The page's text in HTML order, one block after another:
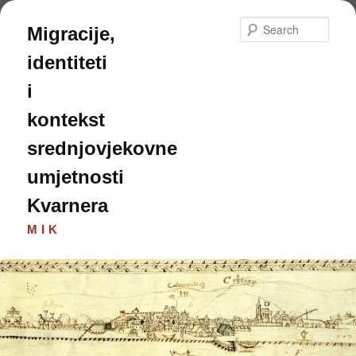
Skip
primary
content
Migracije,
identiteti
i
kontekst
srednjovjekovne
umjetnosti
Kvarnera
MIK